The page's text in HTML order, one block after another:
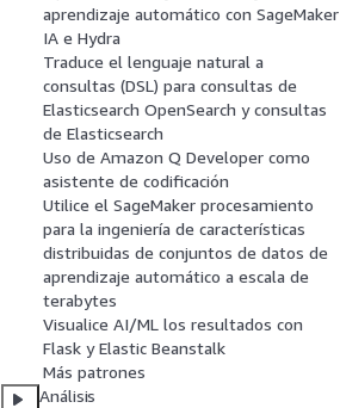
aprendizaje automático con SageMaker
IA e Hydra
Traduce el lenguaje natural a
consultas (DSL) para consultas de
Elasticsearch OpenSearch y consultas
de Elasticsearch
Uso de Amazon Q Developer como
asistente de codificación
Utilice el SageMaker procesamiento
para la ingeniería de características
distribuidas de conjuntos de datos de
aprendizaje automático a escala de
terabytes
Visualice AI/ML los resultados con
Flask y Elastic Beanstalk
Más patrones
Análisis